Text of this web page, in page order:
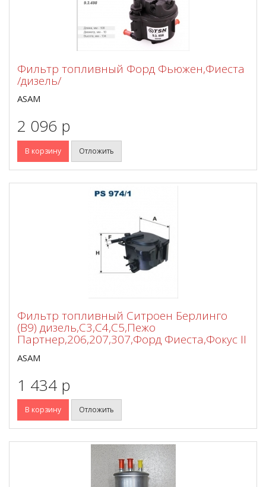
Фильтр топливный Форд Фьюжен,Фиеста
/дизель/
ASAM
2 096 p
В корзину Отложить
Фильтр топливный Ситроен Берлинго
(B9) дизель,С3,С4,С5,Пежо
Партнер,206,207,307,Форд Фиеста,Фокус II
ASAM
1 434 p
В корзину Отложить